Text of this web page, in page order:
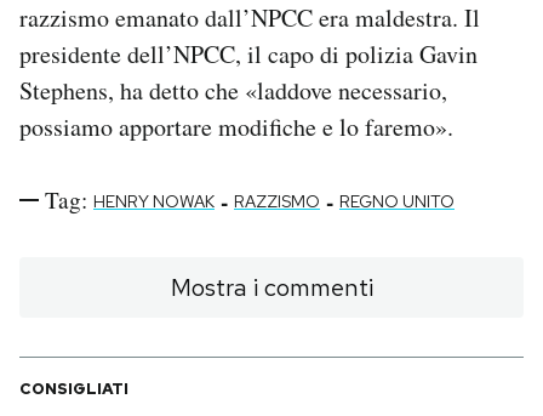
razzismo emanato dall’NPCC era maldestra. Il
presidente dell’NPCC, il capo di polizia Gavin
Stephens, ha detto che «laddove necessario,
possiamo apportare modifiche e lo faremo».
Tag: HENRY NOWAK - RAZZISMO - REGNO UNITO
Mostra i commenti
CONSIGLIATI